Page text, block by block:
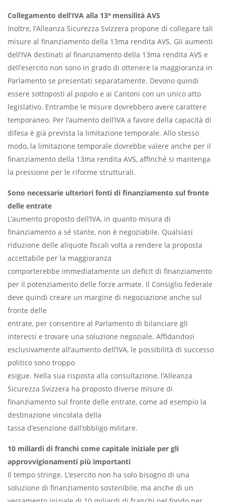
Collegamento dell’IVA alla 13ª mensilità AVS
Inoltre, l’Alleanza Sicurezza Svizzera propone di collegare tali
misure al finanziamento della 13ma rendita AVS. Gli aumenti
dell’IVA destinati al finanziamento della 13ma rendita AVS e
dell’esercito non sono in grado di ottenere la maggioranza in
Parlamento se presentati separatamente. Devono quindi
essere sottoposti al popolo e ai Cantoni con un unico atto
legislativo. Entrambe le misure dovrebbero avere carattere
temporaneo. Per l’aumento dell’IVA a favore della capacità di
difesa è già prevista la limitazione temporale. Allo stesso
modo, la limitazione temporale dovrebbe valere anche per il
finanziamento della 13ma rendita AVS, affinché si mantenga
la pressione per le riforme strutturali.
Sono necessarie ulteriori fonti di finanziamento sul fronte
delle entrate
L’aumento proposto dell’IVA, in quanto misura di
finanziamento a sé stante, non è negoziabile. Qualsiasi
riduzione delle aliquote fiscali volta a rendere la proposta
accettabile per la maggioranza
comporterebbe immediatamente un deficit di finanziamento
per il potenziamento delle forze armate. Il Consiglio federale
deve quindi creare un margine di negoziazione anche sul
fronte delle
entrate, per consentire al Parlamento di bilanciare gli
interessi e trovare una soluzione negoziale. Affidandosi
esclusivamente all’aumento dell’IVA, le possibilità di successo
politico sono troppo
esigue. Nella sua risposta alla consultazione, l’Alleanza
Sicurezza Svizzera ha proposto diverse misure di
finanziamento sul fronte delle entrate, come ad esempio la
destinazione vincolata della
tassa d’esenzione dall’obbligo militare.
10 miliardi di franchi come capitale iniziale per gli
approvvigionamenti più importanti
Il tempo stringe. L’esercito non ha solo bisogno di una
soluzione di finanziamento sostenibile, ma anche di un